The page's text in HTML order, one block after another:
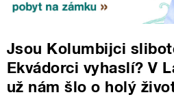
Jsou Kolumbijci
Ekvádorci vyhaslí? V
už nám šlo o holý